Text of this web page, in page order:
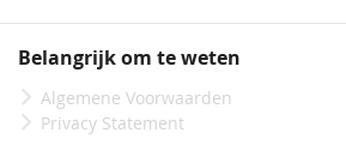
Belangrijk om te weten
Algemene Voorwaarden
Privacy Statement